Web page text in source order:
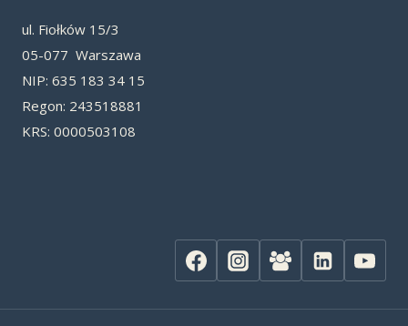
ul. Fiołków 15/3
05-077 Warszawa
NIP: 635 183 34 15
Re­gon: 243518881
KRS: 0000503108